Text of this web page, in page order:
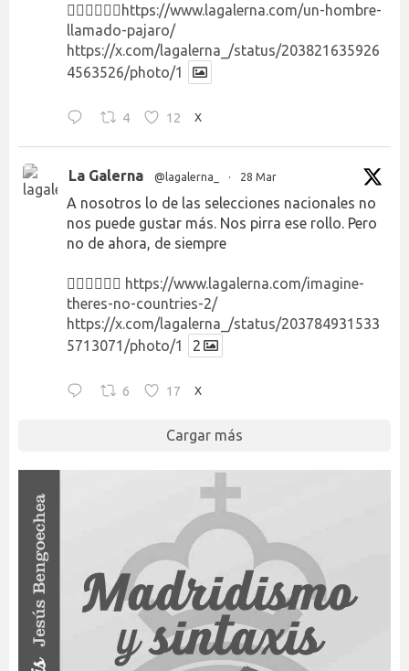
👉🏻👉🏻👉🏻 https://www.lagalerna.com/un-hombre-
llamado-pajaro/
https://x.com/lagalerna_/status/203821635926
4563526/photo/1
4 12 X
La Galerna @lagalerna_ · 28 Mar
A nosotros lo de las selecciones nacionales no
nos puede gustar más. Nos pirra ese rollo. Pero
no de ahora, de siempre
👉🏻👉🏻👉🏻 https://www.lagalerna.com/imagine-
theres-no-countries-2/
https://x.com/lagalerna_/status/203784931533
5713071/photo/1
2
6 17 X
Cargar más